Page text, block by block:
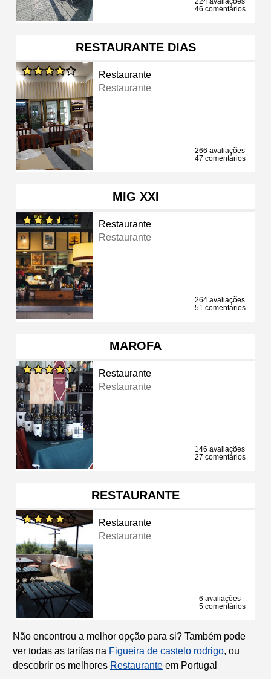
46 comentários
RESTAURANTE DIAS
Restaurante
Restaurante
266 avaliações
47 comentários
MIG XXI
Restaurante
Restaurante
264 avaliações
51 comentários
MAROFA
Restaurante
Restaurante
146 avaliações
27 comentários
RESTAURANTE
Restaurante
Restaurante
6 avaliações
5 comentários
Não encontrou a melhor opção para si? Também pode
ver todas as tarifas na Figueira de castelo rodrigo, ou
descobrir os melhores Restaurante em Portugal